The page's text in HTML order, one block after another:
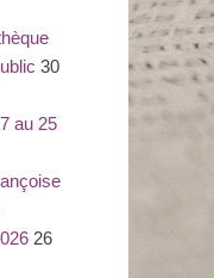
30
au 25
26